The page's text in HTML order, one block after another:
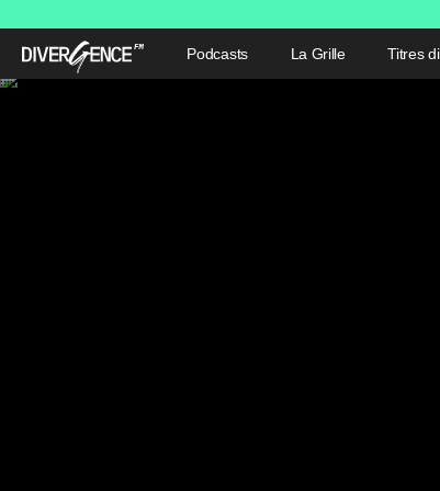
Podcasts La Grille Titres